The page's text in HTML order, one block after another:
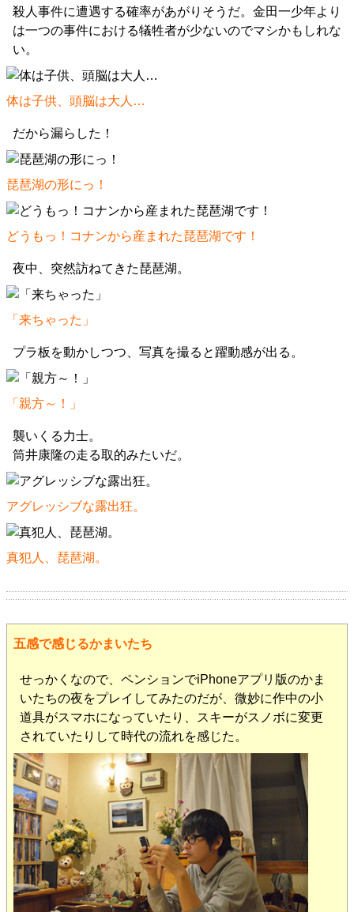
殺人事件に遭遇する確率があがりそうだ。金田一少年より
は一つの事件における犠牲者が少ないのでマシかもしれな
い。
体は子供、頭脳は大人…
だから漏らした！
琵琶湖の形にっ！
どうもっ！コナンから産まれた琵琶湖です！
夜中、突然訪ねてきた琵琶湖。
「来ちゃった」
プラ板を動かしつつ、写真を撮ると躍動感が出る。
「親方～！」
襲いくる力士。
筒井康隆の走る取的みたいだ。
アグレッシブな露出狂。
真犯人、琵琶湖。
五感で感じるかまいたち
せっかくなので、ペンションでiPhoneアプリ版のかま
いたちの夜をプレイしてみたのだが、微妙に作中の小
道具がスマホになっていたり、スキーがスノボに変更
されていたりして時代の流れを感じた。